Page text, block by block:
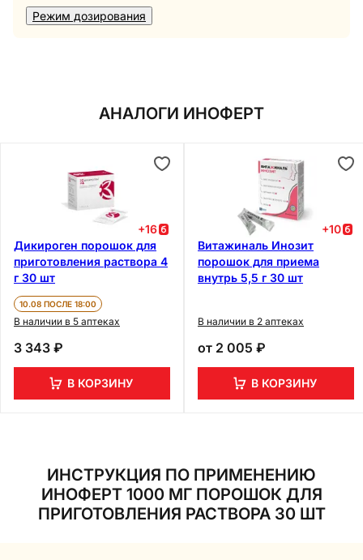
Режим дозирования
АНАЛОГИ ИНОФЕРТ
+16
Дикироген порошок для
приготовления раствора 4
г 30 шт
10.08 ПОСЛЕ 18:00
В наличии в 5 аптеках
3 343 ₽
В КОРЗИНУ
+10
Витажиналь Инозит
порошок для приема
внутрь 5,5 г 30 шт
В наличии в 2 аптеках
от 2 005 ₽
В КОРЗИНУ
ИНСТРУКЦИЯ ПО ПРИМЕНЕНИЮ
ИНОФЕРТ 1000 МГ ПОРОШОК ДЛЯ
ПРИГОТОВЛЕНИЯ РАСТВОРА 30 ШТ